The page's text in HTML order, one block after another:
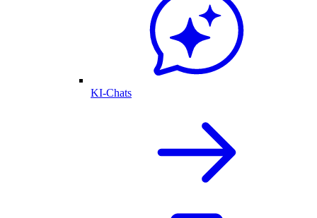
KI-Chats